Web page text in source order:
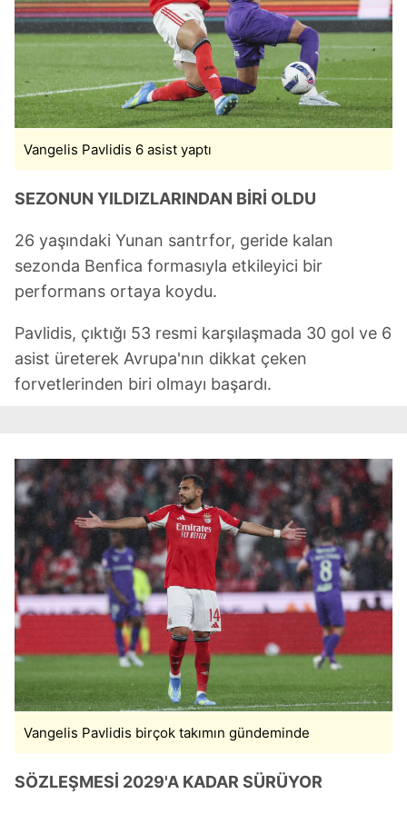
takdirde, kullanıcılara hedefli reklamlar
gösterilmeyecektir."
Sizlere daha iyi bir hizmet sunabilmek için İnternet
Sitemizde kendimize ve üçüncü kişilere ait çerezler
kullanılmaktadır. Bu çerezler vasıtasıyla çeşitli kişisel
verileriniz işlenmekte olup gerekli olan çerezler bilgi
toplumu hizmetlerinin sunulması amacıyla
kılınması ve kişiselleştirilmesi ve sizlere yönelik
sınırlı olarak açık rızanız dahilinde kullanılacaktır.
Çerezlere ilişkin tercihlerinizi aşağıda yer alan panel
için Ayarlar butonuna tıklayabilir,Çerez Bilgilendirme
Metnimiziziyaret edebilirsiniz.
6698 sayılı Kişisel Verilerin Korunması Kanunu uyarınca
almak için lütfentıklayınız.
Vangelis Pavlidis 6 asist yaptı
SEZONUN YILDIZLARINDAN BİRİ OLDU
26 yaşındaki Yunan santrfor, geride kalan
sezonda Benfica formasıyla etkileyici bir
performans ortaya koydu.
Pavlidis, çıktığı 53 resmi karşılaşmada 30 gol ve 6
asist üreterek Avrupa'nın dikkat çeken
forvetlerinden biri olmayı başardı.
Vangelis Pavlidis birçok takımın gündeminde
SÖZLEŞMESİ 2029'A KADAR SÜRÜYOR